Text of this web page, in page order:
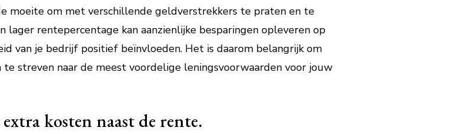
moeite om met verschillende geldverstrekkers te praten en te
lager rentepercentage kan aanzienlijke besparingen opleveren op
van je bedrijf positief beïnvloeden. Het is daarom belangrijk om
streven naar de meest voordelige leningsvoorwaarden voor jouw
kosten naast de rente.